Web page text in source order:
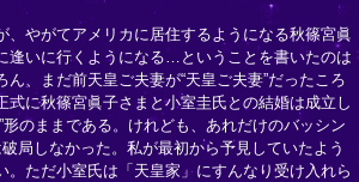
、やがてアメリカに居住するようになる秋篠宮眞
逢いに行くようになる…ということを書いたのは
ん、まだ前天皇ご夫妻が“天皇ご夫妻”だったころ
式に秋篠宮眞子さまと小室圭氏との結婚は成立し
形のままである。けれども、あれだけのバッシン
局しなかった。私が最初から予見していたよう
。ただ小室氏は「天皇家」にすんなり受け入れら